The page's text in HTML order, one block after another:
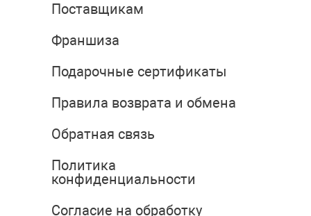
Поставщикам
Франшиза
Подарочные сертификаты
Правила возврата и обмена
Обратная связь
Политика
конфиденциальности
Согласие на обработку